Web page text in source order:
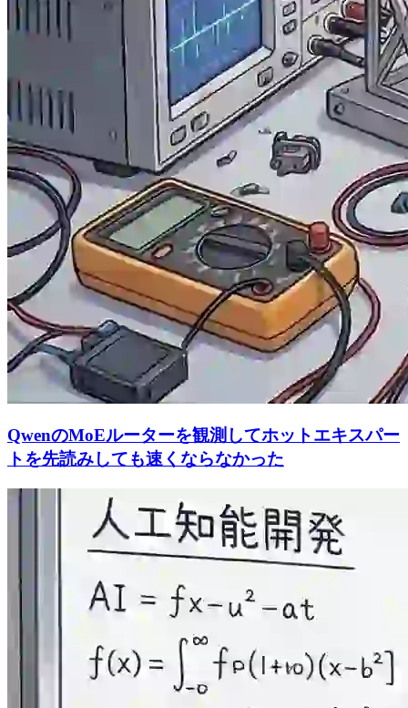
QwenのMoEルーターを観測してホットエキスパー
トを先読みしても速くならなかった